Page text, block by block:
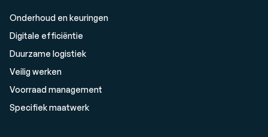
Onderhoud en keuringen
Digitale efficiëntie
Duurzame logistiek
Veilig werken
Voorraad management
Specifiek maatwerk